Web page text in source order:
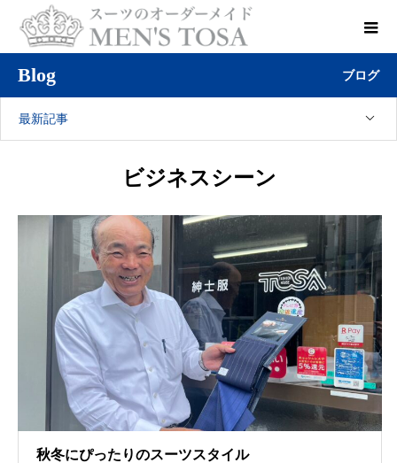
Blog ブログ
最新記事
ビジネスシーン
秋冬にぴったりのスーツスタイル